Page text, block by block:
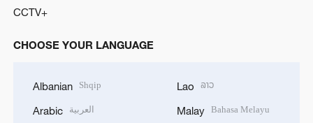
CCTV+
CHOOSE YOUR LANGUAGE
Albanian Shqip
Arabic العربية
Lao ລາວ
Malay Bahasa Melayu